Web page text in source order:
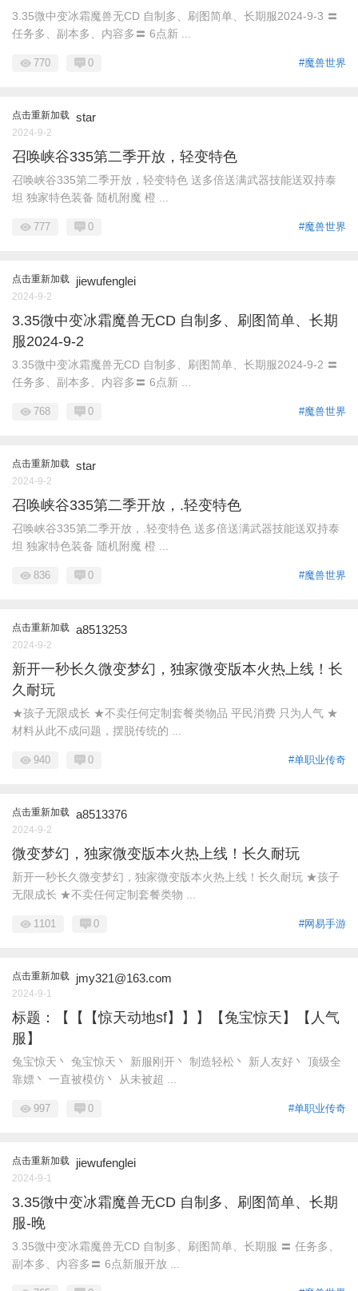
3.35微中变冰霜魔兽无CD 自制多、刷图简单、长期服2024-9-3 〓
任务多、副本多、内容多〓 6点新 ...
#魔兽世界
770 0
点击重新加载 star
2024-9-2
召唤峡谷335第二季开放，轻变特色
召唤峡谷335第二季开放，轻变特色 送多倍送满武器技能送双持泰
坦 独家特色装备 随机附魔 橙 ...
#魔兽世界
777 0
点击重新加载 jiewufenglei
2024-9-2
3.35微中变冰霜魔兽无CD 自制多、刷图简单、长期
服2024-9-2
3.35微中变冰霜魔兽无CD 自制多、刷图简单、长期服2024-9-2 〓
任务多、副本多、内容多〓 6点新 ...
#魔兽世界
768 0
点击重新加载 star
2024-9-2
召唤峡谷335第二季开放，.轻变特色
召唤峡谷335第二季开放，.轻变特色 送多倍送满武器技能送双持泰
坦 独家特色装备 随机附魔 橙 ...
#魔兽世界
836 0
点击重新加载 a8513253
2024-9-2
新开一秒长久微变梦幻，独家微变版本火热上线！长
久耐玩
★孩子无限成长 ★不卖任何定制套餐类物品 平民消费 只为人气 ★
材料从此不成问题，摆脱传统的 ...
#单职业传奇
940 0
点击重新加载 a8513376
2024-9-2
微变梦幻，独家微变版本火热上线！长久耐玩
新开一秒长久微变梦幻，独家微变版本火热上线！长久耐玩 ★孩子
无限成长 ★不卖任何定制套餐类物 ...
#网易手游
1101 0
点击重新加载 jmy321@163.com
2024-9-1
标题：【【【惊天动地sf】】】【兔宝惊天】【人气
服】
兔宝惊天丶 兔宝惊天丶 新服刚开丶 制造轻松丶 新人友好丶 顶级全
靠嫖丶 一直被模仿丶 从未被超 ...
#单职业传奇
997 0
点击重新加载 jiewufenglei
2024-9-1
3.35微中变冰霜魔兽无CD 自制多、刷图简单、长期
服-晚
3.35微中变冰霜魔兽无CD 自制多、刷图简单、长期服 〓 任务多、
副本多、内容多〓 6点新服开放 ...